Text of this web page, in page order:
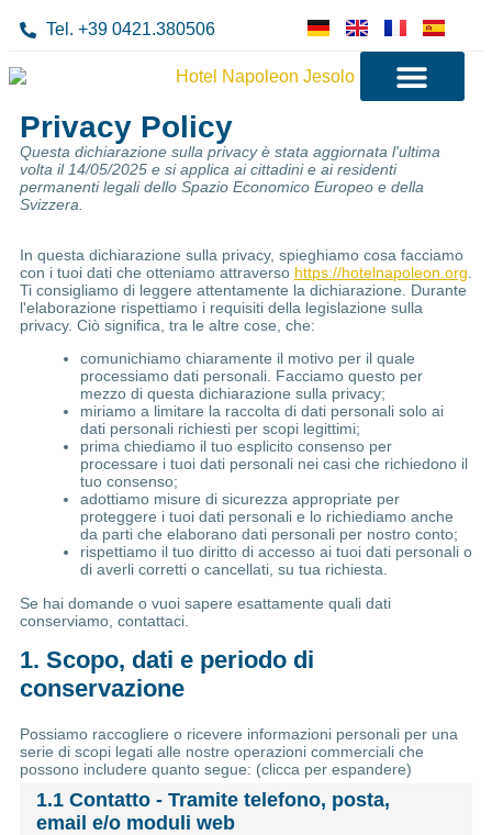
Tel. +39 0421.380506
Privacy Policy
Questa dichiarazione sulla privacy è stata aggiornata l'ultima
volta il 14/05/2025 e si applica ai cittadini e ai residenti
permanenti legali dello Spazio Economico Europeo e della
Svizzera.
In questa dichiarazione sulla privacy, spieghiamo cosa facciamo
con i tuoi dati che otteniamo attraverso https://hotelnapoleon.org
Ti consigliamo di leggere attentamente la dichiarazione. Durante
l'elaborazione rispettiamo i requisiti della legislazione sulla
privacy. Ciò significa, tra le altre cose, che:
comunichiamo chiaramente il motivo per il quale
processiamo dati personali. Facciamo questo per
mezzo di questa dichiarazione sulla privacy;
miriamo a limitare la raccolta di dati personali solo ai
dati personali richiesti per scopi legittimi;
prima chiediamo il tuo esplicito consenso per
processare i tuoi dati personali nei casi che richiedono il
tuo consenso;
adottiamo misure di sicurezza appropriate per
proteggere i tuoi dati personali e lo richiediamo anche
da parti che elaborano dati personali per nostro conto;
rispettiamo il tuo diritto di accesso ai tuoi dati personali o
di averli corretti o cancellati, su tua richiesta.
Se hai domande o vuoi sapere esattamente quali dati
conserviamo, contattaci.
1. Scopo, dati e periodo di
conservazione
Possiamo raccogliere o ricevere informazioni personali per una
serie di scopi legati alle nostre operazioni commerciali che
possono includere quanto segue: (clicca per espandere)
1.1 Contatto - Tramite telefono, posta,
email e/o moduli web